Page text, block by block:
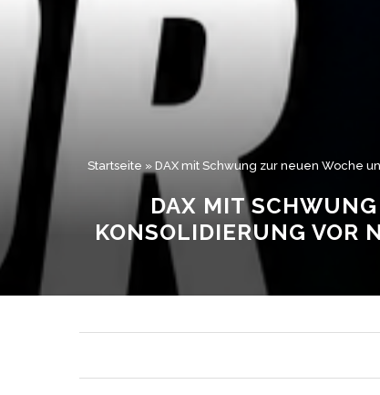
Startseite » DAX mit Schwung zur neuen Woche
DAX MIT
KONSOLIDIERUNG VOR